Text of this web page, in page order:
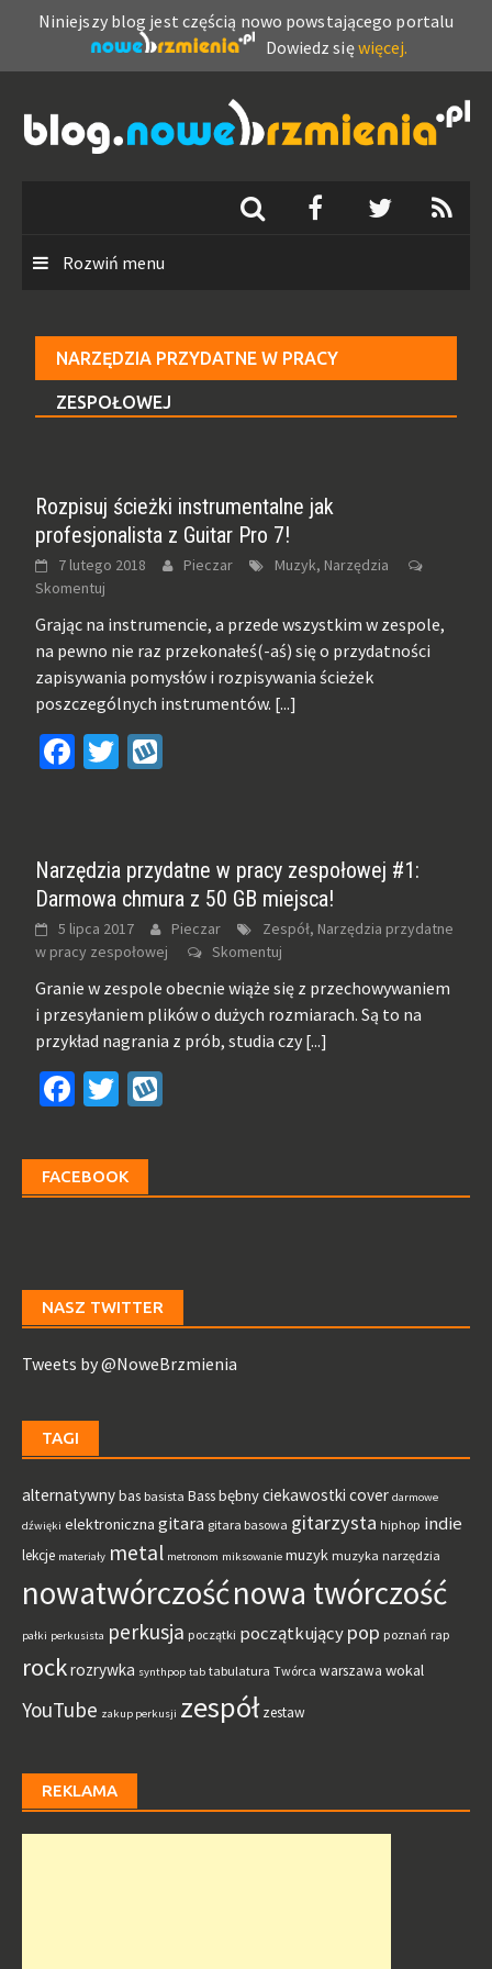
Niniejszy blog jest częścią nowo powstającego portalu
Dowiedz sięwięcej.
content
Rozwiń menu
NARZĘDZIA PRZYDATNE W PRACY
ZESPOŁOWEJ
Rozpisuj ścieżki instrumentalne jak
profesjonalista z Guitar Pro 7!
7 lutego 2018 Pieczar
Muzyk, Narzędzia
Skomentuj
Grając na instrumencie, a przede wszystkim w zespole,
na pewno nie raz przekonałeś(-aś) się o przydatności
zapisywania pomysłów i rozpisywania ścieżek
poszczególnych instrumentów. [...]
Facebook
Twitter
Narzędzia przydatne w pracy zespołowej #1:
Darmowa chmura z 50 GB miejsca!
5 lipca 2017 Pieczar
Zespół, Narzędzia przydatne
w pracy zespołowej
Skomentuj
Granie w zespole obecnie wiąże się z przechowywaniem
i przesyłaniem plików o dużych rozmiarach. Są to na
przykład nagrania z prób, studia czy [...]
Facebook
Twitter
FACEBOOK
NASZ TWITTER
Tweets by @NoweBrzmienia
TAGI
alternatywnybas basista Bassbębnyciekawostki cover darmowe
dźwięki elektroniczna gitara gitara basowa gitarzysta hiphop indie
lekcje materiały metal metronom miksowanie muzyk muzyka narzędzia
nowatwórczośćnowa twórczość
pałki perkusista perkusja początki początkującypop poznań rap
rockrozrywka synthpop tab tabulatura Twórca warszawa wokal
YouTube zakup perkusji zespół zestaw
REKLAMA